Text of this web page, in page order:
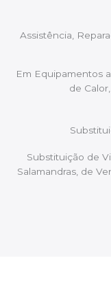
Assistência,
Em Equipamentos
de
Substituição de
Salamandras, de